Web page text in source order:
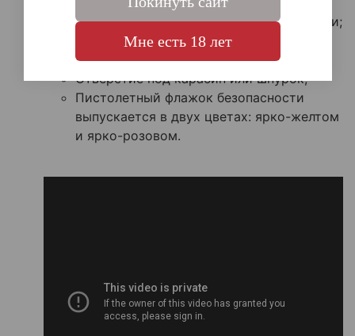
вероятность нахождения патрона внутри;
Яркая окраска не позволит потерять
изделие;
Отверстие под карабин или шнурок;
Пистолетный флажок безопасности
выпускается в двух цветах: ярко-желтом
и ярко-розовом.
Мне есть 18 лет